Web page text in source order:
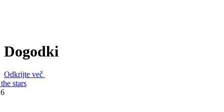
Dogodki
Odkrijte več